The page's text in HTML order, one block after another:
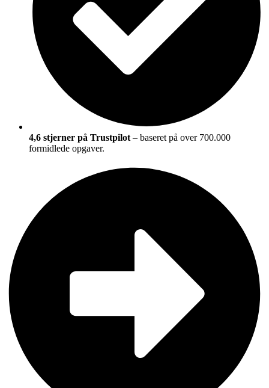
4,6 stjerner på Trustpilot – baseret på over 700.000
formidlede opgaver.